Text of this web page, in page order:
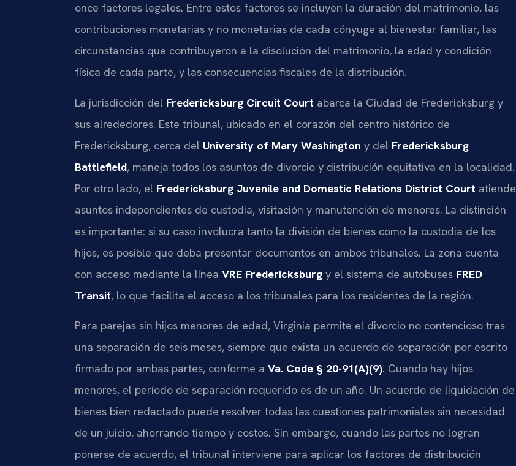
once factores legales. Entre estos factores se incluyen la duración del matrimonio, las
contribuciones monetarias y no monetarias de cada cónyuge al bienestar familiar, las
circunstancias que contribuyeron a la disolución del matrimonio, la edad y condición
física de cada parte, y las consecuencias fiscales de la distribución.
La jurisdicción del Fredericksburg Circuit Court abarca la Ciudad de Fredericksburg y
sus alrededores. Este tribunal, ubicado en el corazón del centro histórico de
Fredericksburg, cerca del University of Mary Washington y del Fredericksburg
Battlefield, maneja todos los asuntos de divorcio y distribución equitativa en la localidad.
Por otro lado, el Fredericksburg Juvenile and Domestic Relations District Court atiende
asuntos independientes de custodia, visitación y manutención de menores. La distinción
es importante: si su caso involucra tanto la división de bienes como la custodia de los
hijos, es posible que deba presentar documentos en ambos tribunales. La zona cuenta
con acceso mediante la línea VRE Fredericksburg y el sistema de autobuses FRED
Transit, lo que facilita el acceso a los tribunales para los residentes de la región.
Para parejas sin hijos menores de edad, Virginia permite el divorcio no contencioso tras
una separación de seis meses, siempre que exista un acuerdo de separación por escrito
firmado por ambas partes, conforme a Va. Code § 20-91(A)(9). Cuando hay hijos
menores, el período de separación requerido es de un año. Un acuerdo de liquidación de
bienes bien redactado puede resolver todas las cuestiones patrimoniales sin necesidad
de un juicio, ahorrando tiempo y costos. Sin embargo, cuando las partes no logran
ponerse de acuerdo, el tribunal interviene para aplicar los factores de distribución